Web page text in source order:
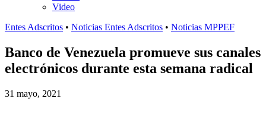
Video
Entes Adscritos • Noticias Entes Adscritos • Noticias MPPEF
Banco de Venezuela promueve sus canales
electrónicos durante esta semana radical
31 mayo, 2021